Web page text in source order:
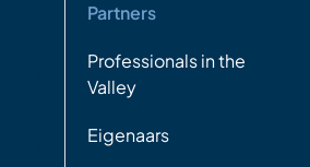
Partners
Professionals in the
Valley
Eigenaars